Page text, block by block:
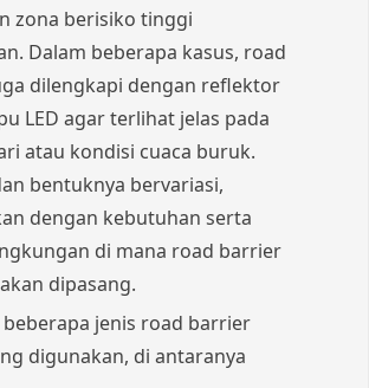
zona berisiko tinggi
Dalam beberapa kasus, road
dilengkapi dengan reflektor
LED agar terlihat jelas pada
atau kondisi cuaca buruk.
bentuknya bervariasi,
dengan kebutuhan serta
di mana road barrier
dipasang.
jenis road barrier
digunakan, di antaranya